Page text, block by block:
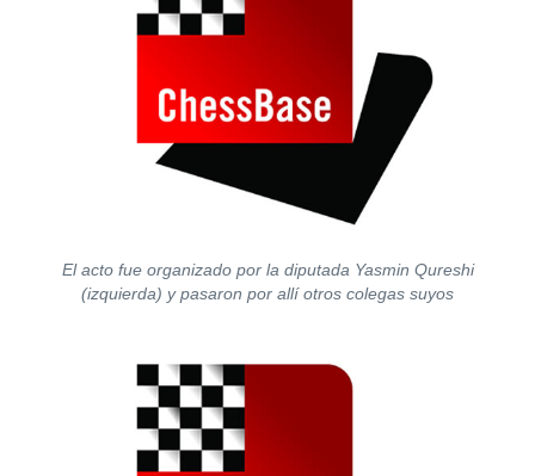
El acto fue organizado por la diputada Yasmin Qureshi
(izquierda) y pasaron por allí otros colegas suyos